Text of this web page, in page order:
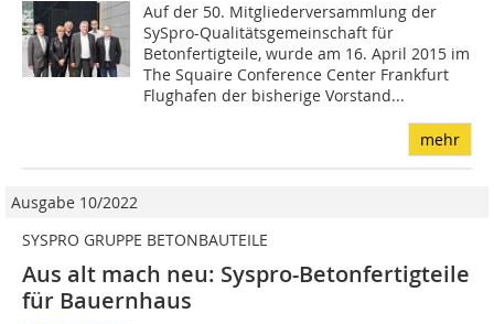
Auf der 50. Mitgliederversammlung der
SySpro-Qualitätsgemeinschaft für
Betonfertigteile, wurde am 16. April 2015 im
The Squaire Conference Center Frankfurt
Flughafen der bisherige Vorstand...
mehr
Ausgabe 10/2022
SYSPRO GRUPPE BETONBAUTEILE
Aus alt mach neu: Syspro-Betonfertigteile
für Bauernhaus